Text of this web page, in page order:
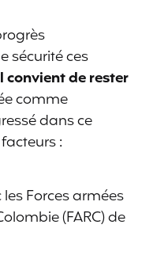
sécurité ces
convient derester
comme
dans ce
:
Forces armées
(FARC) de